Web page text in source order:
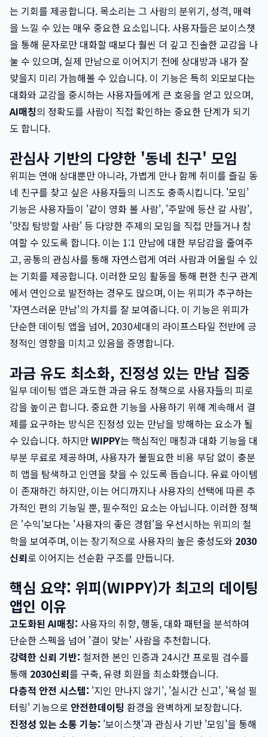
는 기회를 제공합니다. 목소리는 그 사람의 분위기, 성격, 매력
을 느낄 수 있는 매우 중요한 요소입니다. 사용자들은 보이스챗
을 통해 문자로만 대화할 때보다 훨씬 더 깊고 진솔한 교감을 나
눌 수 있으며, 실제 만남으로 이어지기 전에 상대방과 내가 잘
맞을지 미리 가늠해볼 수 있습니다. 이 기능은 특히 외모보다는
대화와 교감을 중시하는 사용자들에게 큰 호응을 얻고 있으며,
AI매칭의 정확도를 사람이 직접 확인하는 중요한 단계가 되기
도 합니다.
관심사 기반의 다양한 '동네 친구' 모임
위피는 연애 상대뿐만 아니라, 가볍게 만나 함께 취미를 즐길 동
네 친구를 찾고 싶은 사용자들의 니즈도 충족시킵니다. '모임'
기능은 사용자들이 '같이 영화 볼 사람', '주말에 등산 갈 사람',
'맛집 탐방할 사람' 등 다양한 주제의 모임을 직접 만들거나 참
여할 수 있도록 합니다. 이는 1:1 만남에 대한 부담감을 줄여주
고, 공통의 관심사를 통해 자연스럽게 여러 사람과 어울릴 수 있
는 기회를 제공합니다. 이러한 모임 활동을 통해 편한 친구 관계
에서 연인으로 발전하는 경우도 많으며, 이는 위피가 추구하는
'자연스러운 만남'의 가치를 잘 보여줍니다. 이 기능은 위피가
단순한 데이팅 앱을 넘어, 2030세대의 라이프스타일 전반에 긍
정적인 영향을 미치고 있음을 증명합니다.
과금 유도 최소화, 진정성 있는 만남 집중
일부 데이팅 앱은 과도한 과금 유도 정책으로 사용자들의 피로
감을 높이곤 합니다. 중요한 기능을 사용하기 위해 계속해서 결
제를 요구하는 방식은 진정성 있는 만남을 방해하는 요소가 될
수 있습니다. 하지만WIPPY는 핵심적인 매칭과 대화 기능을 대
부분 무료로 제공하며, 사용자가 불필요한 비용 부담 없이 충분
히 앱을 탐색하고 인연을 찾을 수 있도록 돕습니다. 유료 아이템
이 존재하긴 하지만, 이는 어디까지나 사용자의 선택에 따른 추
가적인 편의 기능일 뿐, 필수적인 요소는 아닙니다. 이러한 정책
은 '수익'보다는 '사용자의 좋은 경험'을 우선시하는 위피의 철
학을 보여주며, 이는 장기적으로 사용자의 높은 충성도와 2030
신뢰로 이어지는 선순환 구조를 만듭니다.
핵심 요약: 위피(WIPPY)가 최고의 데이팅
앱인 이유
고도화된 AI매칭: 사용자의 취향, 행동, 대화 패턴을 분석하여
단순한 스펙을 넘어 '결이 맞는' 사람을 추천합니다.
강력한 신뢰 기반: 철저한 본인 인증과 24시간 프로필 검수를
통해 2030신뢰를 구축, 유령 회원을 최소화했습니다.
다층적 안전 시스템: '지인 만나지 않기', '실시간 신고', '욕설 필
터링' 기능으로 안전한데이팅 환경을 완벽하게 보장합니다.
진정성 있는 소통 기능: '보이스챗'과 관심사 기반 '모임'을 통해